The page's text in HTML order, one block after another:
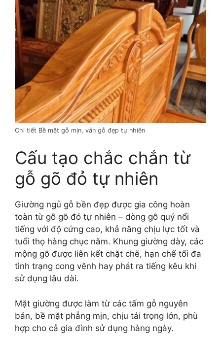
Chi tiết Bề mặt gỗ mịn, vân gỗ đẹp tự nhiên
Cấu tạo chắc chắn từ
gỗ gõ đỏ tự nhiên
Giường ngủ gỗ bền đẹp được gia công hoàn
toàn từ gỗ gõ đỏ tự nhiên – dòng gỗ quý nổi
tiếng với độ cứng cao, khả năng chịu lực tốt và
tuổi thọ hàng chục năm. Khung giường dày, các
mộng gỗ được liên kết chặt chẽ, hạn chế tối đa
tình trạng cong vênh hay phát ra tiếng kêu khi
sử dụng lâu dài.
Mặt giường được làm từ các tấm gỗ nguyên
bản, bề mặt phẳng mịn, chịu tải trọng lớn, phù
hợp cho cả gia đình sử dụng hàng ngày.